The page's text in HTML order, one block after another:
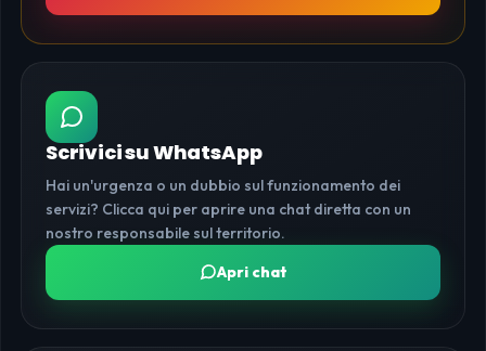
Scrivici su WhatsApp
Hai un'urgenza o un dubbio sul funzionamento dei
servizi? Clicca qui per aprire una chat diretta con un
nostro responsabile sul territorio.
Apri chat